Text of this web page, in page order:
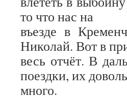
то что нас на
въезде в
Николай. Вот в
весь отчёт. В
поездки, их
много.